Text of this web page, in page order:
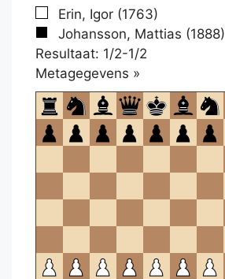
Erin, Igor (1763)
Johansson, Mattias (1888)
Resultaat: 1/2-1/2
Metagegevens »
om
te
openen.